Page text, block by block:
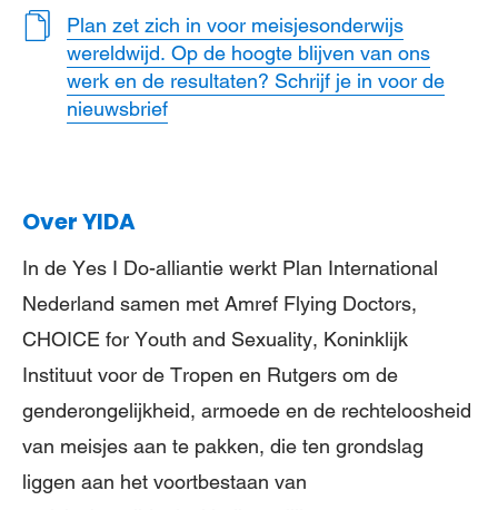
Plan zet zich in voor meisjesonderwijs
wereldwijd. Op de hoogte blijven van ons
werk en de resultaten? Schrijf je in voor de
nieuwsbrief
Over YIDA
In de Yes I Do-alliantie werkt Plan International
Nederland samen met Amref Flying Doctors,
CHOICE for Youth and Sexuality, Koninklijk
Instituut voor de Tropen en Rutgers om de
genderongelijkheid, armoede en de rechteloosheid
van meisjes aan te pakken, die ten grondslag
liggen aan het voortbestaan van